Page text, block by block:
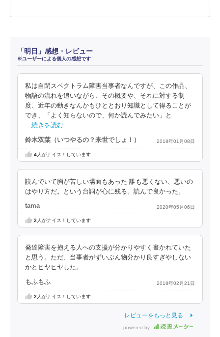
「明日」感想・レビュー
※ユーザーによる個人の感想です
私は自閉スペクトラム障害当事者なんですが、この作品、
物語の流れを追いながら、その概要や、それに対する制
度、近年の動きなんかもひととおり知識として得ることが
でき、「よく知らないので、何か読んでみたい」と
…続きを読む
鈴木双葉（いつやるの？来世でしょ！） 2018年01月08日
4人がナイス！しています
読んでいて胸が苦しい場面もあった 誰も悪くない、悪いの
はやり方だ。という台詞が心に残る。読んで良かった。
tama 2020年05月06日
2 人がナイス！しています
発達障害を抱える人への支援が分かりやすく書かれていた
と思う。ただ、当事者がずいぶん物分かり良すぎやしない
かとヒヤヒヤした。
もふもふ 2018年02月21日
2 人がナイス！しています
レビューをもっと見る
powered by